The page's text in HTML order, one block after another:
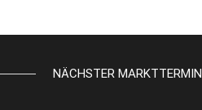
NÄCHSTER MARKTTERMIN